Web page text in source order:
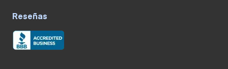
Reseñas